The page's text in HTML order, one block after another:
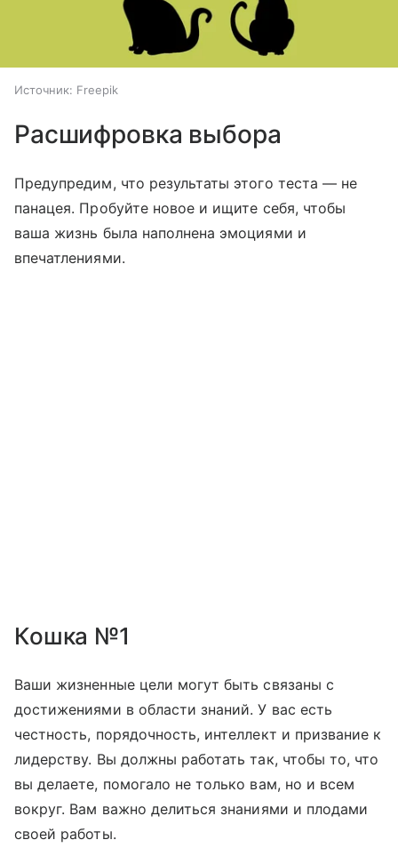
Источник: Freepik
Расшифровка выбора
Предупредим, что результаты этого теста — не
панацея. Пробуйте новое и ищите себя, чтобы
ваша жизнь была наполнена эмоциями и
впечатлениями.
Кошка №1
Ваши жизненные цели могут быть связаны с
достижениями в области знаний. У вас есть
честность, порядочность, интеллект и призвание к
лидерству. Вы должны работать так, чтобы то, что
вы делаете, помогало не только вам, но и всем
вокруг. Вам важно делиться знаниями и плодами
своей работы.